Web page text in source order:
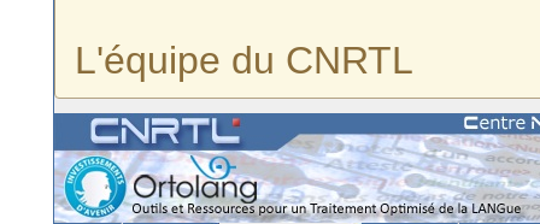
L'équipe du CNRTL